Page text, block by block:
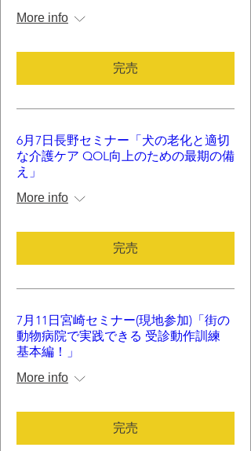
More info
完売
6月7日長野セミナー「犬の老化と適切
な介護ケア QOL向上のための最期の備
え」
More info
完売
7月11日宮崎セミナー(現地参加)「街の
動物病院で実践できる 受診動作訓練
基本編！」
More info
完売